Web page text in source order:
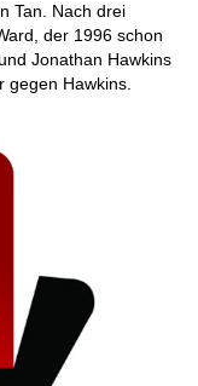
Tan. Nach drei
der 1996 schon
Jonathan Hawkins
Hawkins.